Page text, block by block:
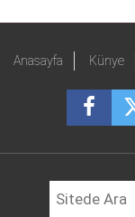
Anasayfa Künye